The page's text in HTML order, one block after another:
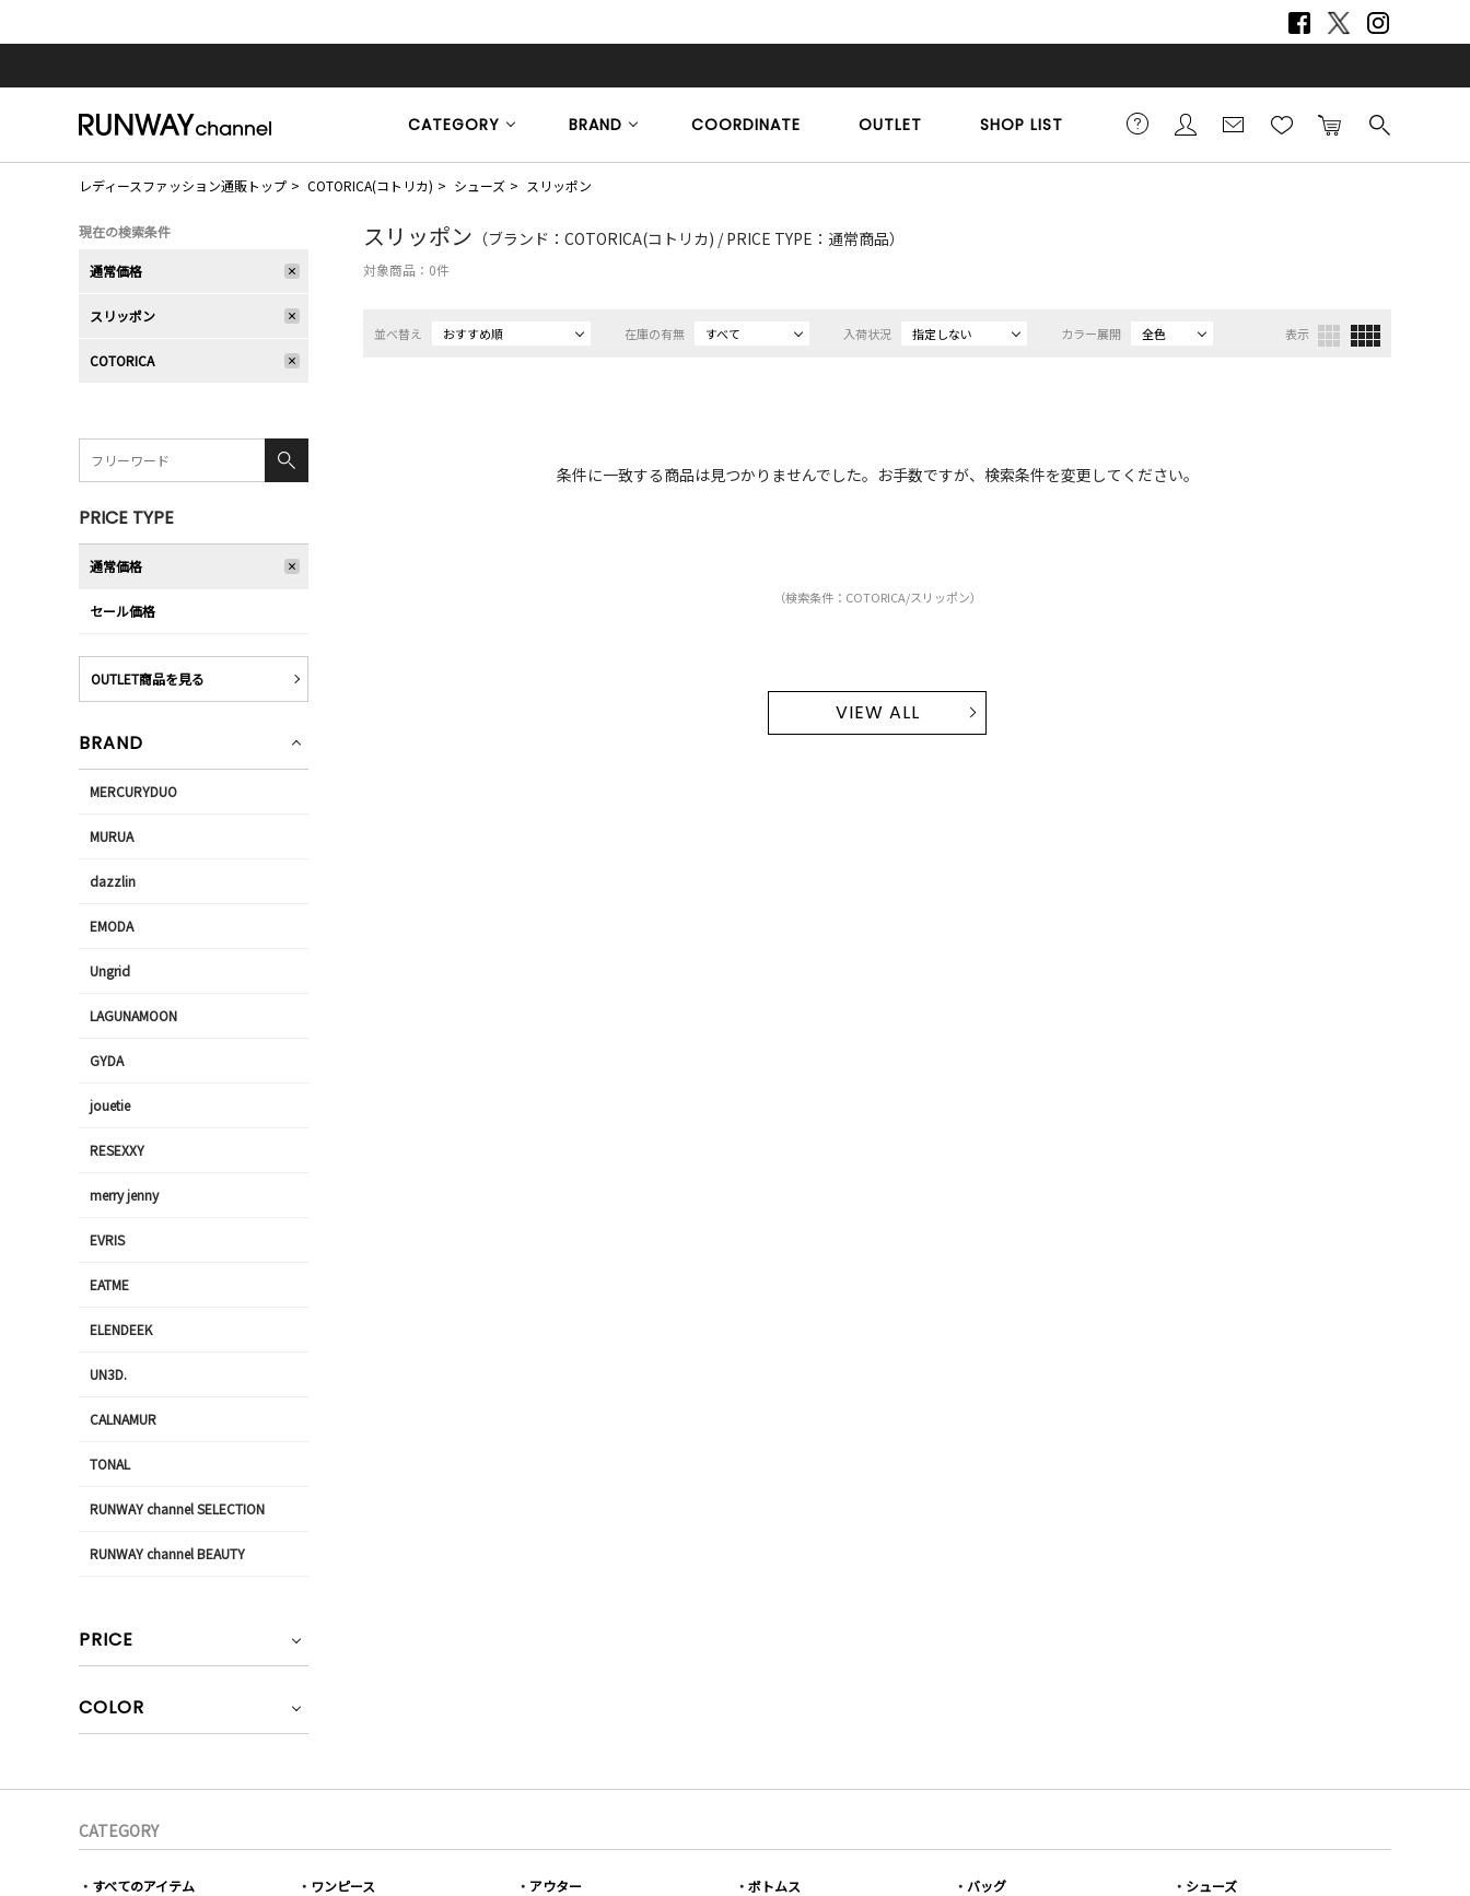
CATEGORY BRAND COORDINATE OUTLET SHOP LIST
レディースファッション通販トップ COTORICA(コトリカ) シューズ スリッポン
スリッポン （ブランド：COTORICA(コトリカ) / PRICE TYPE：通常商品）
対象商品： 0件
並べ替え おすすめ順 在庫の有無 すべて 入荷状況 指定しない カラー展開 全色 表示
条件に一致する商品は見つかりませんでした。お手数ですが、検索条件を変更してください。
（検索条件：COTORICA/スリッポン）
VIEW ALL
現在の検索条件
通常価格
スリッポン
COTORICA
PRICE TYPE
通常価格
セール価格
OUTLET商品を見る
BRAND
MERCURYDUO
MURUA
dazzlin
EMODA
Ungrid
LAGUNAMOON
GYDA
jouetie
RESEXXY
merry jenny
EVRIS
EATME
ELENDEEK
UN3D.
CALNAMUR
TONAL
RUNWAY channel SELECTION
RUNWAY channel BEAUTY
PRICE
COLOR
CATEGORY
すべてのアイテム
ワンピース
アウター
ボトムス
バッグ
シューズ